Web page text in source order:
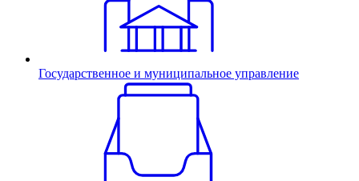
Государственное и муниципальное управление